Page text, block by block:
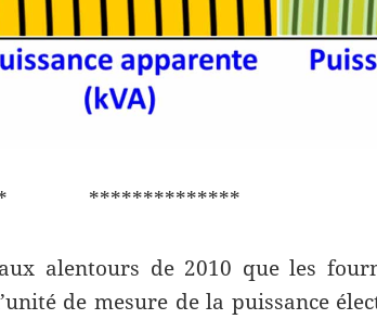
**************
aux alentours de 2010 que les
de mesure de la puissance